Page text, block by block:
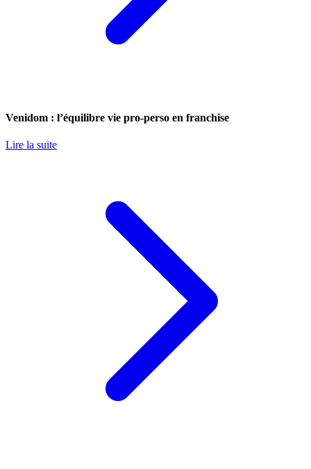
Venidom : l’équilibre vie pro-perso en franchise
Lire la suite